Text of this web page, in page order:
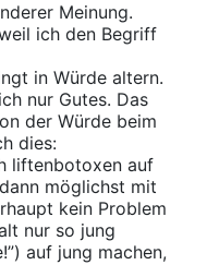
Meinung.
ich den Begriff
in Würde altern.
nur Gutes. Das
der Würde beim
dies:
liftenbotoxen auf
möglichst mit
kein Problem
nur so jung
auf jung machen,